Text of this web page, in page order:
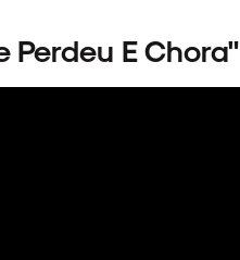
Perdeu E Chora"